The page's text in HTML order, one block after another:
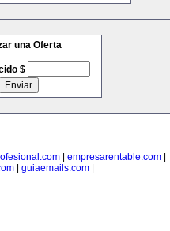
una Oferta
$
| empresarentable.com|
| guiaemails.com|